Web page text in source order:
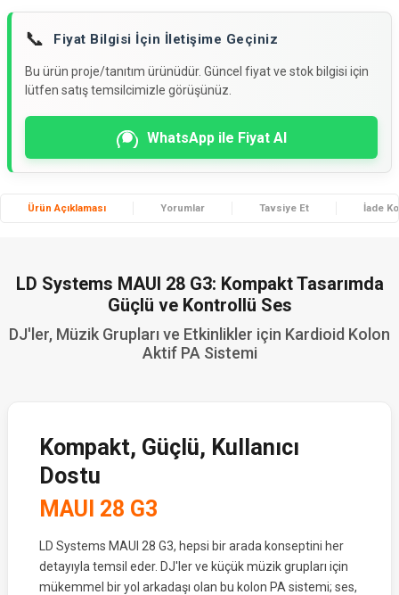
📞 Fiyat Bilgisi İçin İletişime Geçiniz
Bu ürün proje/tanıtım ürünüdür. Güncel fiyat ve stok bilgisi için
lütfen satış temsilcimizle görüşünüz.
WhatsApp ile Fiyat Al
Ürün Açıklaması Yorumlar Tavsiye Et İade
LD Systems MAUI 28 G3: Kompakt Tasarımda
Güçlü ve Kontrollü Ses
DJ'ler, Müzik Grupları ve Etkinlikler için Kardioid Kolon
Aktif PA Sistemi
Kompakt, Güçlü, Kullanıcı
Dostu
MAUI 28 G3
LD Systems MAUI 28 G3, hepsi bir arada konseptini her
detayıyla temsil eder. DJ'ler ve küçük müzik grupları için
mükemmel bir yol arkadaşı olan bu kolon PA sistemi; ses,